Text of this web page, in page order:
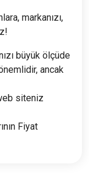
markanızı,
büyük ölçüde
ancak
siteniz
Fiyat